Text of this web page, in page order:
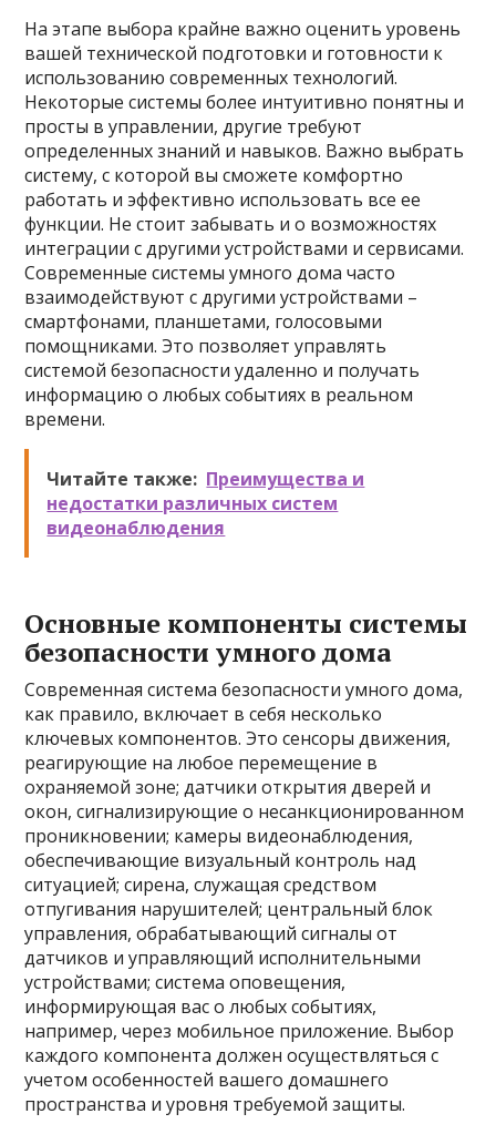
На этапе выбора крайне важно оценить уровень
вашей технической подготовки и готовности к
использованию современных технологий.
Некоторые системы более интуитивно понятны и
просты в управлении, другие требуют
определенных знаний и навыков. Важно выбрать
систему, с которой вы сможете комфортно
работать и эффективно использовать все ее
функции. Не стоит забывать и о возможностях
интеграции с другими устройствами и сервисами.
Современные системы умного дома часто
взаимодействуют с другими устройствами –
смартфонами, планшетами, голосовыми
помощниками. Это позволяет управлять
системой безопасности удаленно и получать
информацию о любых событиях в реальном
времени.
Читайте также: Преимущества и
недостатки различных систем
видеонаблюдения
Основные компоненты системы
безопасности умного дома
Современная система безопасности умного дома,
как правило, включает в себя несколько
ключевых компонентов. Это сенсоры движения,
реагирующие на любое перемещение в
охраняемой зоне; датчики открытия дверей и
окон, сигнализирующие о несанкционированном
проникновении; камеры видеонаблюдения,
обеспечивающие визуальный контроль над
ситуацией; сирена, служащая средством
отпугивания нарушителей; центральный блок
управления, обрабатывающий сигналы от
датчиков и управляющий исполнительными
устройствами; система оповещения,
информирующая вас о любых событиях,
например, через мобильное приложение. Выбор
каждого компонента должен осуществляться с
учетом особенностей вашего домашнего
пространства и уровня требуемой защиты.